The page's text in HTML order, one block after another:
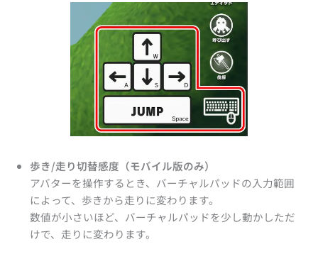
歩き/走り切替感度（モバイル版のみ）
アバターを操作するとき、バーチャルパッドの入力範囲
によって、歩きから走りに変わります。
数値が小さいほど、バーチャルパッドを少し動かしただ
けで、走りに変わります。